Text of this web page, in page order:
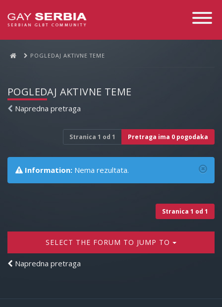
Toggle
POGLEDAJ AKTIVNE TEME
POGLEDAJ AKTIVNE TEME
Napredna pretraga
Stranica 1 od 1 Pretraga ima 0 pogodaka
Information: Nema rezultata.
Stranica 1 od 1
SELECT THE FORUM TO JUMP TO
Napredna pretraga